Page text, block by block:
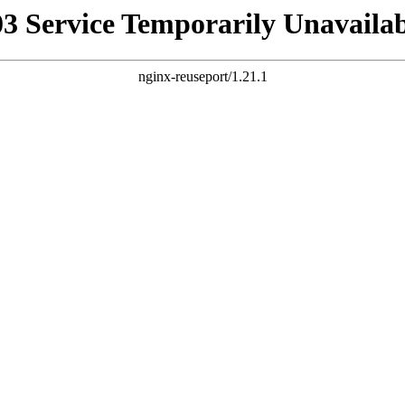
Service Temporarily
nginx-reuseport/1.21.1